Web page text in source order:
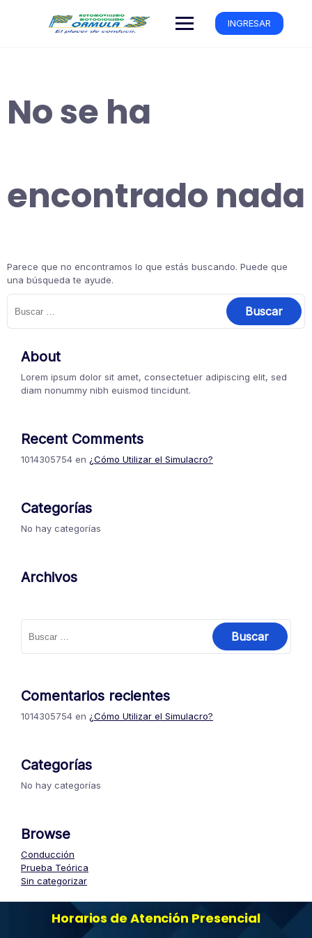
INGRESAR
No se ha
encontrado nada
Parece que no encontramos lo que estás buscando. Puede que
una búsqueda te ayude.
About
Lorem ipsum dolor sit amet, consectetuer adipiscing elit, sed
diam nonummy nibh euismod tincidunt.
Recent Comments
1014305754 en ¿Cómo Utilizar el Simulacro?
Categorías
No hay categorías
Archivos
Comentarios recientes
1014305754 en ¿Cómo Utilizar el Simulacro?
Categorías
No hay categorías
Browse
Conducción
Prueba Teórica
Sin categorizar
Horarios de Atención Presencial